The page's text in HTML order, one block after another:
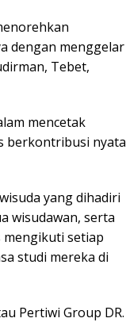
dengan menggelar
Tebet,
mencetak
berkontribusi nyata
yang dihadiri
wisudawan, serta
mengikuti setiap
studi mereka di
Pertiwi Group DR.